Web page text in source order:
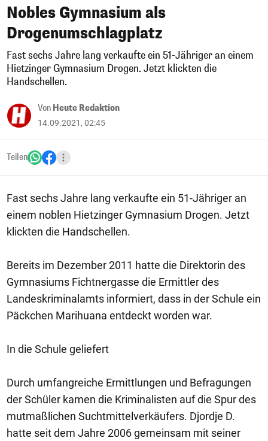
Nobles Gymnasium als
Drogenumschlagplatz
Fast sechs Jahre lang verkaufte ein 51-Jähriger an einem
Hietzinger Gymnasium Drogen. Jetzt klickten die
Handschellen.
Von Heute Redaktion
14.09.2021, 02:45
Teilen
Fast sechs Jahre lang verkaufte ein 51-Jähriger an
einem noblen Hietzinger Gymnasium Drogen. Jetzt
klickten die Handschellen.
Bereits im Dezember 2011 hatte die Direktorin des
Gymnasiums Fichtnergasse die Ermittler des
Landeskriminalamts informiert, dass in der Schule ein
Päckchen Marihuana entdeckt worden war.
In die Schule geliefert
Durch umfangreiche Ermittlungen und Befragungen
der Schüler kamen die Kriminalisten auf die Spur des
mutmaßlichen Suchtmittelverkäufers. Djordje D.
hatte seit dem Jahre 2006 gemeinsam mit seiner